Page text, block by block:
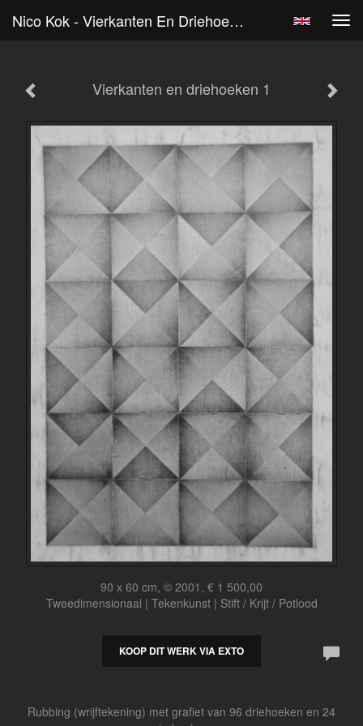
Nico Kok - Vierkanten En Driehoeken 1
Vierkanten en driehoeken 1
90 x 60 cm, © 2001, € 1 500,00
Tweedimensionaal | Tekenkunst | Stift / Krijt / Potlood
KOOP DIT WERK VIA EXTO
Rubbing (wrijftekening) met grafiet van 96 driehoeken en 24